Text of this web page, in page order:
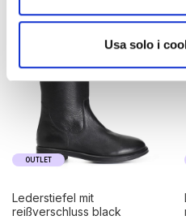
Usa solo i
OUTLET
lederstiefel mit
reißverschluss black